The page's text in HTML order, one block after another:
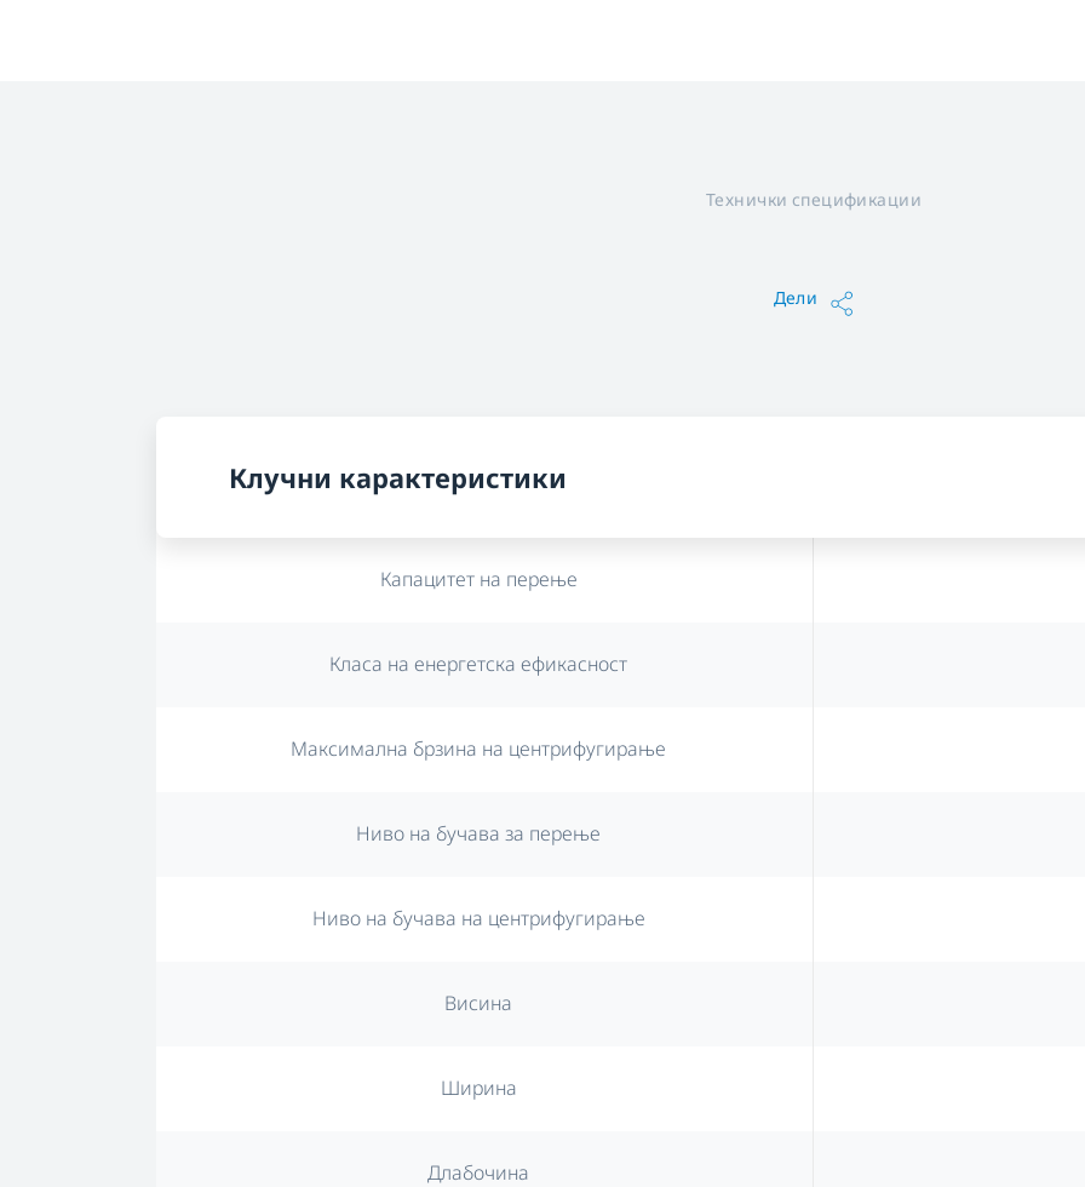
Технички спецификации
Дели
Клучни карактеристики
Капацитет на перење
Класа на енергетска ефикасност
Максимална брзина на центрифугирање
Ниво на бучава за перење
Ниво на бучава на центрифугирање
Висина
Ширина
Длабочина